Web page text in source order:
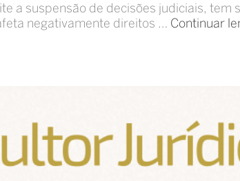
a suspensão de decisões judiciais, tem
negativamente direitos … Continuar